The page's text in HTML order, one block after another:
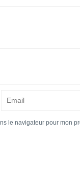
le navigateur pour mon